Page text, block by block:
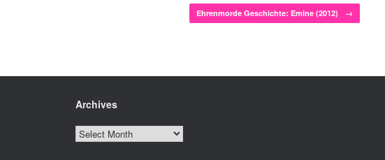
Ehrenmorde Geschichte: Emine (2012) →
Archives
Archives